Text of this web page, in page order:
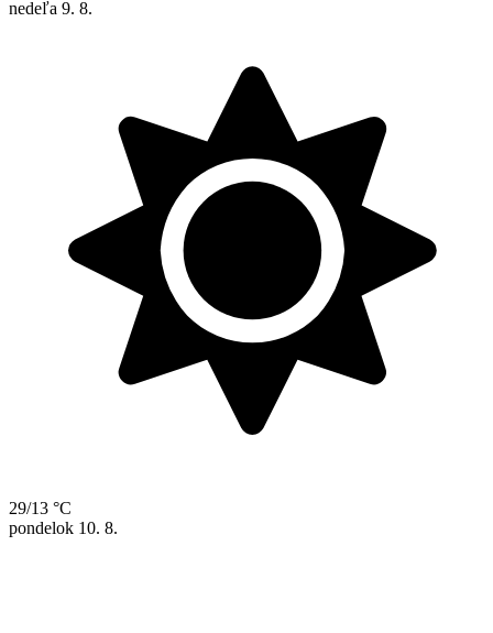
nedeľa 9. 8.
29/13 °C
pondelok 10. 8.